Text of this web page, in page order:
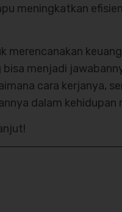
meningkatkan
merencanakan
menjadi
cara kerjanya,
dalam kehidupan